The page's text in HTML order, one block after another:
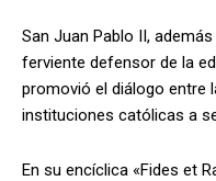
San Juan Pablo II,
ferviente defensor de la
promovió el diálogo entre
instituciones católicas a
En su encíclica «Fides et